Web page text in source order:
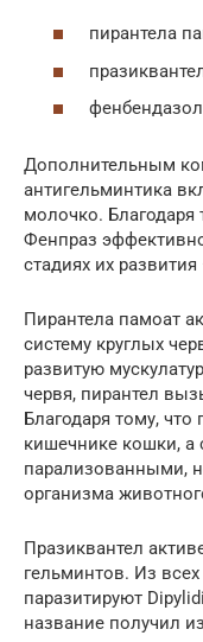
пирантела
Дополнительным
антигельминтика
молочко. Благодаря
Фенпраз
стадиях их
Пирантела памоат
систему круглых
развитую
червя, пирантел
Благодаря тому,
кишечнике кошки, а
парализованными,
организма
Празиквантел
гельминтов. Из
паразитируют
название получил